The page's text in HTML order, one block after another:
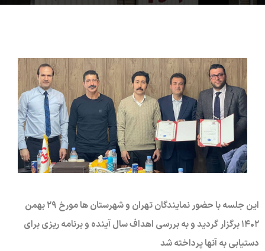
این جلسه با حضور نمایندگان تهران و شهرستان ها مورخ ۲۹ بهمن
۱۴۰۲ برگزار گردید و به بررسی اهداف سال آینده و برنامه ریزی برای
دستیابی به آنها پرداخته شد